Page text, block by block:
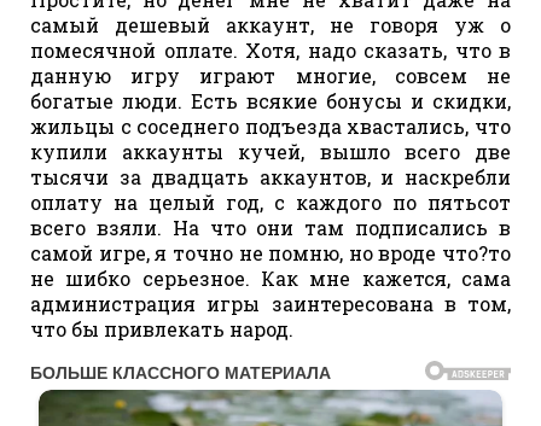
самый дешевый аккаунт, не говоря уж о
помесячной оплате. Хотя, надо сказать, что в
данную игру играют многие, совсем не
богатые люди. Есть всякие бонусы и скидки,
жильцы с соседнего подъезда хвастались, что
купили аккаунты кучей, вышло всего две
тысячи за двадцать аккаунтов, и наскребли
оплату на целый год, с каждого по пятьсот
всего взяли. На что они там подписались в
самой игре, я точно не помню, но вроде что?то
не шибко серьезное. Как мне кажется, сама
администрация игры заинтересована в том,
что бы привлекать народ.